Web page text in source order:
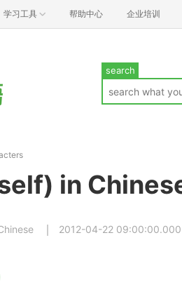
学习工具 帮助中心 企业培训
search
in
2012-04-22 09:00:00.000